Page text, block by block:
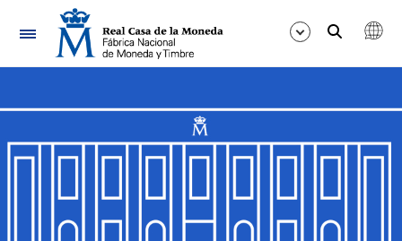
Navegación
Mostrar/Ocultar
Mostrar/Ocultar